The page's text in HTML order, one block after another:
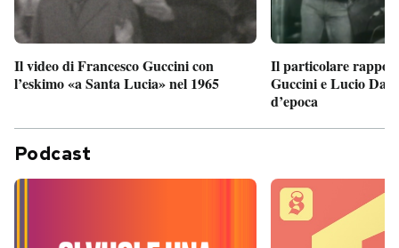
Il video di Francesco Guccini con
l’eskimo «a Santa Lucia» nel 1965
Il particolare
Guccini e Lucio
d’epoca
Podcast